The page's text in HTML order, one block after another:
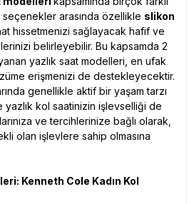
arasında özellikle slikon
hissetmenizi sağlayacak hafif ve
belirleyebilir. Bu kapsamda 2
yazlık saat modelleri, en ufak
erişmenizi de destekleyecektir.
genellikle aktif bir yaşam tarzı
yazlık kol saatinizin işlevselliği de
ve tercihlerinize bağlı olarak,
olan işlevlere sahip olmasına
Kenneth Cole Kadın Kol